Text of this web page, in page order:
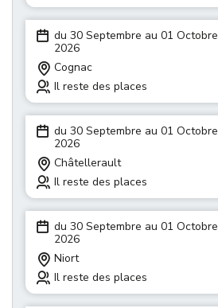
du 30 Septembre au 01 Octobre
2026
Cognac
Il reste des places
du 30 Septembre au 01 Octobre
2026
Châtellerault
Il reste des places
du 30 Septembre au 01 Octobre
2026
Niort
Il reste des places